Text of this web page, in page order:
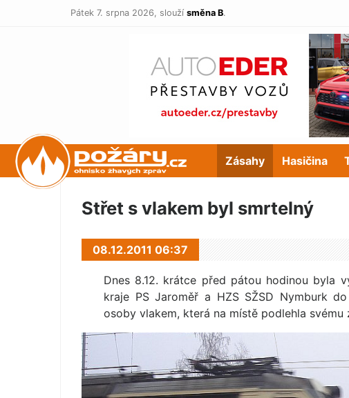
Pátek 7. srpna 2026, slouží směna B.
POŽÁRY.cz Zásahy Hasičina
Střet s vlakem byl smrtelný
08.12.2011 06:37
Dnes 8.12. krátce před pátou hodinou byla
kraje PS Jaroměř a HZS SŽSD Nymburk
osoby vlakem, která na místě podlehla svému